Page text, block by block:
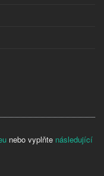
nebo vyplňte následující